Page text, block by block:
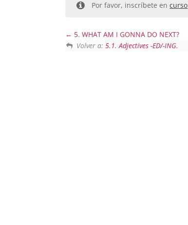
Por favor, inscríbete encurso
5. WHAT AM I GONNA DO NEXT?
Volver a:5.1. Adjectives -ED/-ING.